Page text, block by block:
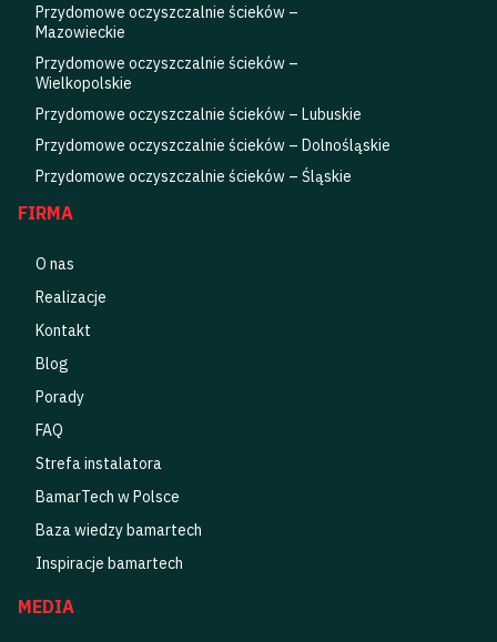
Przydomowe oczyszczalnie ścieków –
Mazowieckie
Przydomowe oczyszczalnie ścieków –
Wielkopolskie
Przydomowe oczyszczalnie ścieków – Lubuskie
Przydomowe oczyszczalnie ścieków – Dolnośląskie
Przydomowe oczyszczalnie ścieków – Śląskie
FIRMA
O nas
Realizacje
Kontakt
Blog
Porady
FAQ
Strefa instalatora
BamarTech w Polsce
Baza wiedzy bamartech
Inspiracje bamartech
MEDIA